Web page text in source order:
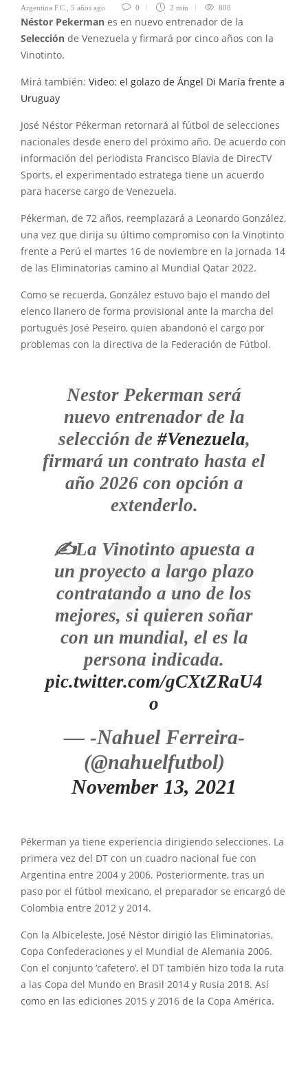
Argentina F.C. 5 años ago 0 2 min 808
Néstor Pekerman es en nuevo entrenador de la
Selección de Venezuela y firmará por cinco años con la
Vinotinto.
Mirá también: Video: el golazo de Ángel Di María frente a
Uruguay
José Néstor Pékerman retornará al fútbol de selecciones
nacionales desde enero del próximo año. De acuerdo con
información del periodista Francisco Blavia de DirecTV
Sports, el experimentado estratega tiene un acuerdo
para hacerse cargo de Venezuela.
Pékerman, de 72 años, reemplazará a Leonardo González,
una vez que dirija su último compromiso con la Vinotinto
frente a Perú el martes 16 de noviembre en la jornada 14
de las Eliminatorias camino al Mundial Qatar 2022.
Como se recuerda, González estuvo bajo el mando del
elenco llanero de forma provisional ante la marcha del
portugués José Peseiro, quien abandonó el cargo por
problemas con la directiva de la Federación de Fútbol.
Nestor Pekerman será
nuevo entrenador de la
selección de #Venezuela,
firmará un contrato hasta el
año 2026 con opción a
extenderlo.
✍️La Vinotinto apuesta a
un proyecto a largo plazo
contratando a uno de los
mejores, si quieren soñar
con un mundial, el es la
persona indicada.
pic.twitter.com/gCXtZRaU4
o
— -Nahuel Ferreira-
(@nahuelfutbol)
November 13, 2021
Pékerman ya tiene experiencia dirigiendo selecciones. La
primera vez del DT con un cuadro nacional fue con
Argentina entre 2004 y 2006. Posteriormente, tras un
paso por el fútbol mexicano, el preparador se encargó de
Colombia entre 2012 y 2014.
Con la Albiceleste, José Néstor dirigió las Eliminatorias,
Copa Confederaciones y el Mundial de Alemania 2006.
Con el conjunto ‘cafetero’, el DT también hizo toda la ruta
a las Copa del Mundo en Brasil 2014 y Rusia 2018. Así
como en las ediciones 2015 y 2016 de la Copa América.